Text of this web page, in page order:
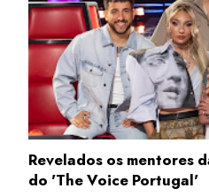
Revelados os mentores
do 'The Voice Portugal'